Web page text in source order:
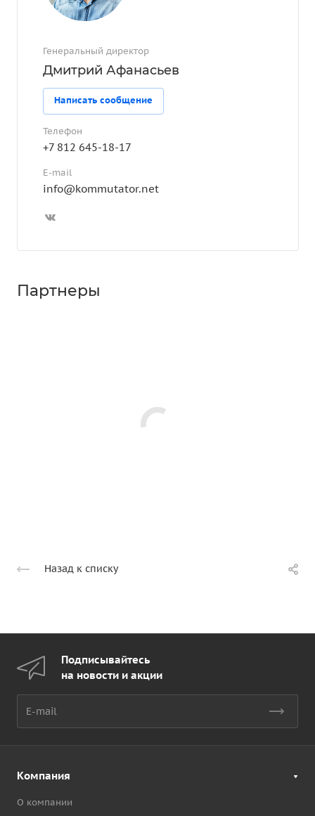
Генеральный директор
Дмитрий Афанасьев
Написать сообщение
Телефон
+7 812 645-18-17
E-mail
info@kommutator.net
Партнеры
Назад к списку
Подписывайтесь
на новости и акции
Компания
О компании